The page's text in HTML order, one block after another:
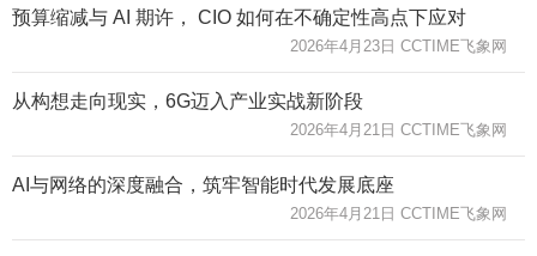
预算缩减与 AI 期许， CIO 如何在不确定性高点下应对
2026年4月23日 CCTIME飞象网
从构想走向现实，6G迈入产业实战新阶段
2026年4月21日 CCTIME飞象网
AI与网络的深度融合，筑牢智能时代发展底座
2026年4月21日 CCTIME飞象网